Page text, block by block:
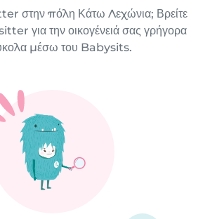
στην πόλη Κάτω Λεχώνια; Βρείτε
για την οικογένειά σας γρήγορα
μέσω του Babysits.